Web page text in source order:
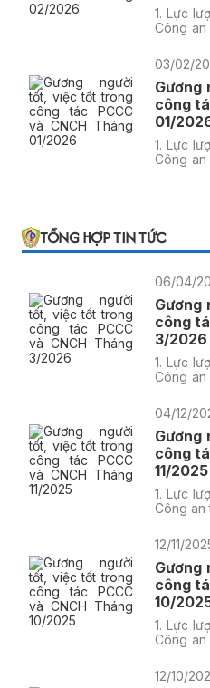
1. Lực
Công an
03/02/
công
01/
1. Lực
Công an
thông
chữa
cháy
khu vực
CBCS
cháy và
TỔNG HỢP TIN TỨC
06/04/
công
3/2026
1. Lực
Công an
04/12/
công
11/2025
1. Lực
Công an
12/11/
công
10/
1. Lực
Công an
mưa bão
12/10/